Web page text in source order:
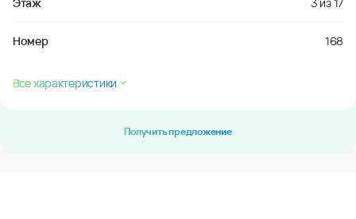
Номер 168
Все характеристики
Получить предложение